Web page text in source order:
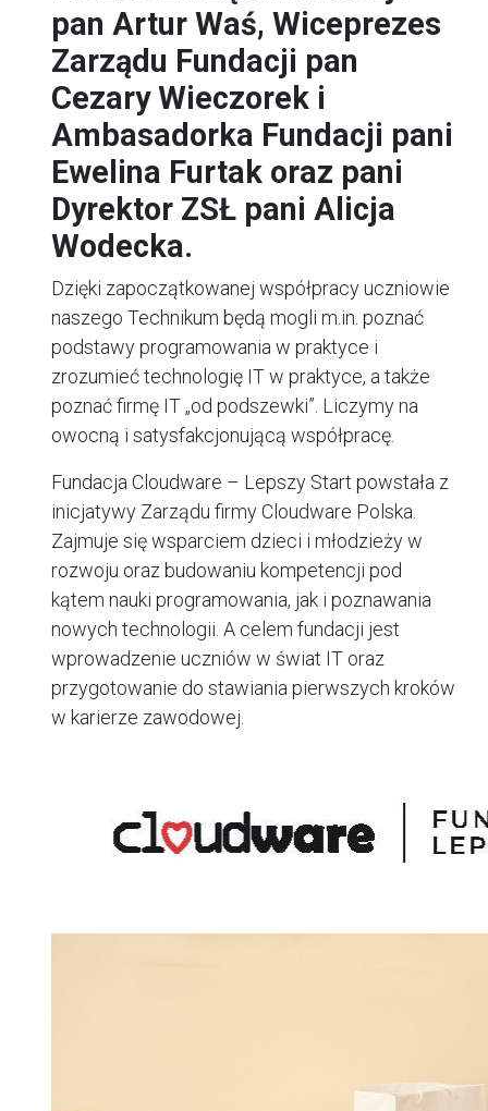
pan Artur Waś, Wiceprezes
Zarządu Fundacji pan
Cezary Wieczorek i
Ambasadorka Fundacji pani
Ewelina Furtak oraz pani
Dyrektor ZSŁ pani Alicja
Wodecka.
Dzięki zapoczątkowanej współpracy uczniowie
naszego Technikum będą mogli m.in. poznać
podstawy programowania w praktyce i
zrozumieć technologię IT w praktyce, a także
poznać firmę IT „od podszewki”. Liczymy na
owocną i satysfakcjonującą współpracę.
Fundacja Cloudware – Lepszy Start powstała z
inicjatywy Zarządu firmy Cloudware Polska.
Zajmuje się wsparciem dzieci i młodzieży w
rozwoju oraz budowaniu kompetencji pod
kątem nauki programowania, jak i poznawania
nowych technologii. A celem fundacji jest
wprowadzenie uczniów w świat IT oraz
przygotowanie do stawiania pierwszych kroków
w karierze zawodowej.